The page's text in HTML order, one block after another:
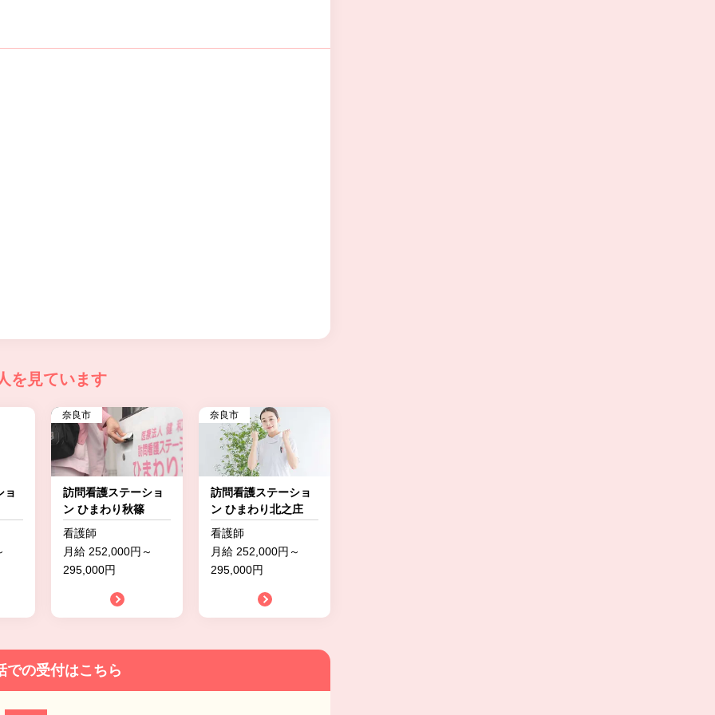
を見ています
ョ
奈良市
訪問看護ステーショ
ン ひまわり秋篠
看護師
月給 252,000円～
295,000円
奈良市
訪問看護ステーショ
ン ひまわり北之庄
看護師
月給 252,000円～
295,000円
での受付はこちら